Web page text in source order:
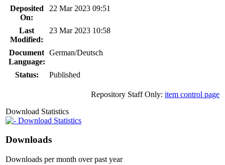
Deposited
On:
22 Mar 2023 09:51
Last
Modified:
23 Mar 2023 10:58
Document
Language:
German/Deutsch
Status: Published
Repository Staff Only: item control page
Download Statistics
Download Statistics
Downloads
Downloads per month over past year